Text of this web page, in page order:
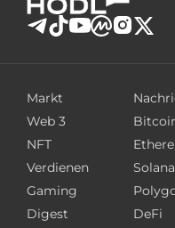
Markt
Web 3
NFT
Verdienen
Gaming
Digest
Solana
DeFi